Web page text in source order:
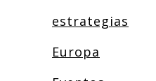
estrategias
Europa